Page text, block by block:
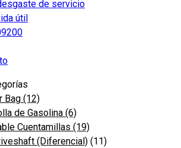
de servicio
útil
Bag (12)
de Gasolina (6)
Cuentamillas (19)
(Diferencial) (11)